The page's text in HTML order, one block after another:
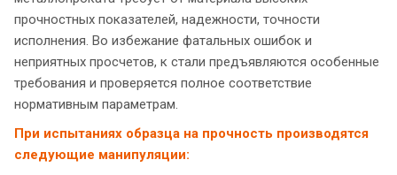
прочностных показателей, надежности, точности
исполнения. Во избежание фатальных ошибок и
неприятных просчетов, к стали предъявляются особенные
требования и проверяется полное соответствие
нормативным параметрам.
При испытаниях образца на прочность производятся
следующие манипуляции: